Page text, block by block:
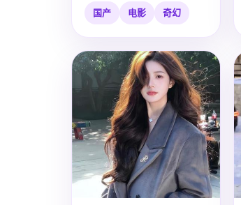
国产 电影 奇幻